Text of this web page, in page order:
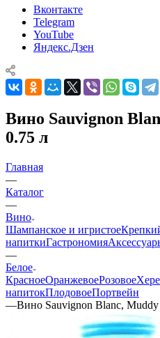
Вконтакте
Telegram
YouTube
Яндекс.Дзен
Вино Sauvignon
0.75 л
Главная
—
Каталог
—
Вино
Шампанское и игристое
напиткиГастрономия
—
Белое
КрасноеОранжевоеРозовое
напитокПлодовоеПортвейн
—Вино Sauvignon Blanc,